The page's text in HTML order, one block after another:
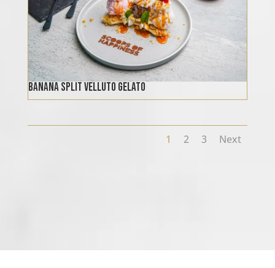
banana split velluto gelato
1 2 3 Next